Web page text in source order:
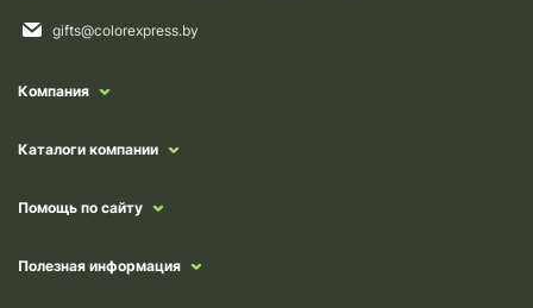
gifts@colorexpress.by
Компания
Каталоги компании
Помощь по сайту
Полезная информация